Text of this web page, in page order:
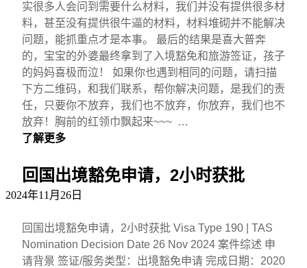
实很多人会问到需要什么材料，我们并没有提供很多材
料，甚至没有提供很牛逼的材料，材料堆砌并不能解决
问题，能抓重点才是本事。 最后的结果是喜大普奔
的，宝宝的外婆最终拿到了入境豁免和旅游签证，孩子
的妈妈喜极而泣！ 如果你也遇到相同的问题，请扫描
下方二维码，和我们联系，帮你解决问题，是我们的责
任，只要你不放弃，我们也不放弃，你放弃，我们也不
放弃！胸前的红领巾飘起来~~~ …
了解更多
回国出境豁免申请，2小时获批
2024年11月26日
回国出境豁免申请，2小时获批 Visa Type 190 | TAS
Nomination Decision Date 26 Nov 2024 案件综述 申
请背景 签证/服务类型：出境豁免申请 完成日期：2020